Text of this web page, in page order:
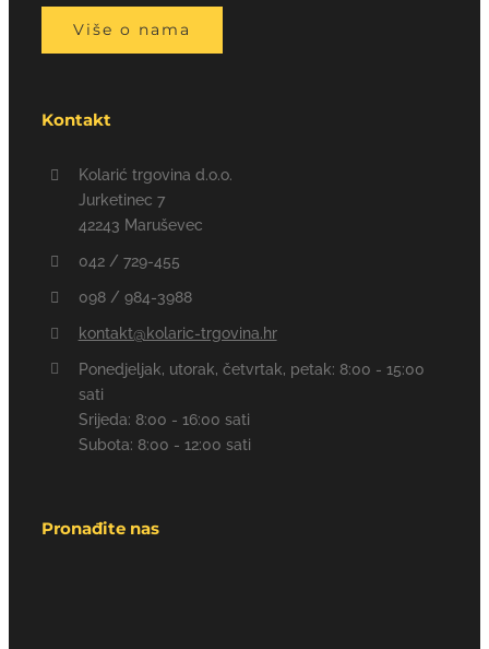
Više o nama
Kontakt
Kolarić trgovina d.o.o.
Jurketinec 7
42243 Maruševec
042 / 729-455
098 / 984-3988
kontakt@kolaric-trgovina.hr
Ponedjeljak, utorak, četvrtak, petak: 8:00 - 15:00
sati
Srijeda: 8:00 - 16:00 sati
Subota: 8:00 - 12:00 sati
Pronađite nas